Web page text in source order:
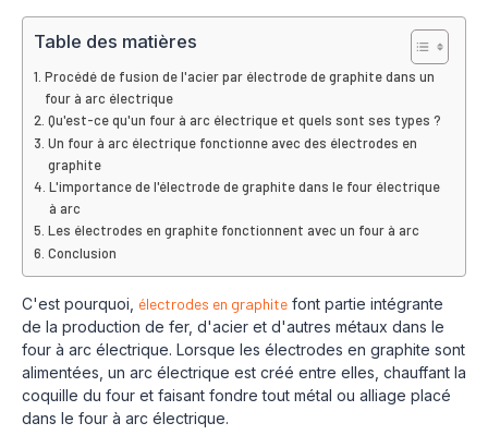
Table des matières
Procédé de fusion de l'acier par électrode de graphite dans un
four à arc électrique
Qu'est-ce qu'un four à arc électrique et quels sont ses types ?
Un four à arc électrique fonctionne avec des électrodes en
graphite
L'importance de l'électrode de graphite dans le four électrique
à arc
Les électrodes en graphite fonctionnent avec un four à arc
Conclusion
C'est pourquoi, électrodes en graphite font partie intégrante
de la production de fer, d'acier et d'autres métaux dans le
four à arc électrique. Lorsque les électrodes en graphite sont
alimentées, un arc électrique est créé entre elles, chauffant la
coquille du four et faisant fondre tout métal ou alliage placé
dans le four à arc électrique.